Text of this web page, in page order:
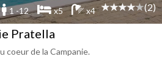
1 -12 x5 x4 (2)
Pratella
coeur de la Campanie.